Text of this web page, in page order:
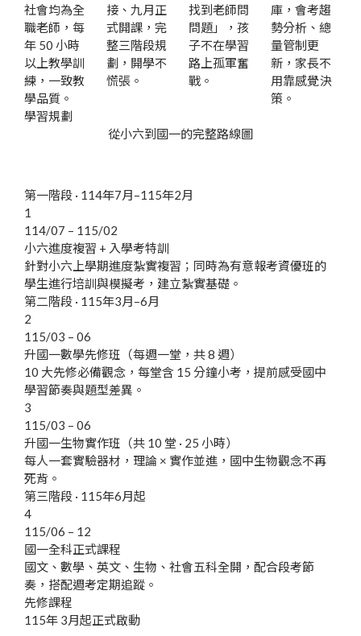
社會均為全
職老師，每
年 50 小時
以上教學訓
練，一致教
學品質。
接、九月正
式開課，完
整三階段規
劃，開學不
慌張。
找到老師問
問題」，孩
子不在學習
路上孤軍奮
戰。
庫，會考趨
勢分析、總
量管制更
新，家長不
用靠感覺決
策。
學習規劃
從小六到國一的完整路線圖
第一階段 · 114年7月–115年2月
1
114/07 – 115/02
小六進度複習 + 入學考特訓
針對小六上學期進度紮實複習；同時為有意報考資優班的
學生進行培訓與模擬考，建立紮實基礎。
第二階段 · 115年3月–6月
2
115/03 – 06
升國一數學先修班（每週一堂，共 8 週）
10 大先修必備觀念，每堂含 15 分鐘小考，提前感受國中
學習節奏與題型差異。
3
115/03 – 06
升國一生物實作班（共 10 堂 · 25 小時）
每人一套實驗器材，理論 × 實作並進，國中生物觀念不再
死背。
第三階段 · 115年6月起
4
115/06 – 12
國一全科正式課程
國文、數學、英文、生物、社會五科全開，配合段考節
奏，搭配週考定期追蹤。
先修課程
115年 3月起正式啟動